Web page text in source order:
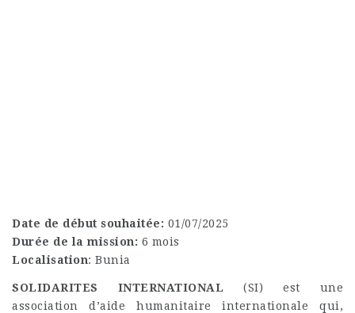
Date de début souhaitée: 01/07/2025
Durée de la mission: 6 mois
Localisation: Bunia
SOLIDARITES INTERNATIONAL (SI) est une
association d’aide humanitaire internationale qui,